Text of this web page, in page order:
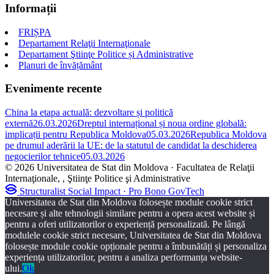
Informații
FRIȘPA
Departament Relaţii Internaţionale
Departament Ştiinţe Politice și Administrative
Planuri de învățământ
Evenimente recente
China la etapa actuală: dezvoltare și politică
externă26.03.2026Dreptul internațional și noua ordine globală:
implicații pentru Republica Moldova05.03.2026Republica Moldova
pe drumul aderării la UE: de la statutul de candidat la deschiderea
negocierilor tehnice05.03.2026
© 2026 Universitatea de Stat din Moldova · Facultatea de Relaţii
Internaţionale, , Ştiinţe Politice şi Administrative
Structuralist Social Impact · Pro Bono GovTech
Universitatea de Stat din Moldova folosește module cookie strict
necesare și alte tehnologii similare pentru a opera acest website și
pentru a oferi utilizatorilor o experiență personalizată. Pe lângă
modulele cookie strict necesare, Universitatea de Stat din Moldova
folosește module cookie opționale pentru a îmbunătăți și personaliza
experiența utilizatorilor, pentru a analiza performanța website-
ului.Ok